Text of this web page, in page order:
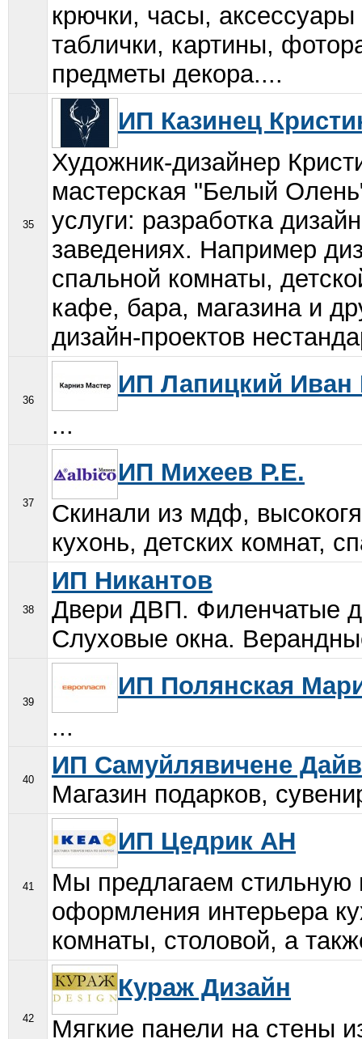
крючки, часы,
таблички, картины,
предметы декора....
35
ИП Казинец
Художник-дизайнер
мастерская "Белый
услуги: разработка
заведениях. Например
спальной комнаты,
кафе, бара, магазина и
дизайн-проектов
36
ИП Лапицкий Иван
...
37
ИП Михеев Р.Е.
Скинали из мдф,
кухонь, детских комнат,
38
ИП Никантов
Двери ДВП. Филенчатые
Слуховые окна.
39
ИП Полянская
...
40
ИП Самуйлявичене
Магазин подарков,
41
ИП Цедрик АН
Мы предлагаем стильную
оформления интерьера
комнаты, столовой, а
42
Кураж Дизайн
Мягкие панели на стены